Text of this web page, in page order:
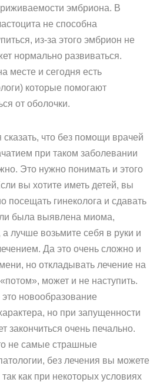
эмбриона. В
не способна
из-за этого эмбрион не
нормально развиваться.
месте и сегодня есть
которые помогают
от оболочки.
сказать, что без помощи врачей
при таком заболевании
Это нужно понимать и этого
вы хотите иметь детей, вы
посещать гинеколога и сдавать
была выявлена миома,
а лучше возьмите себя в руки и
Да это очень сложно и
но откладывать лечение на
может и не наступить.
новообразование
но при запущенности
закончиться очень печально.
не самые страшные
без лечения вы можете
как при некоторых условиях